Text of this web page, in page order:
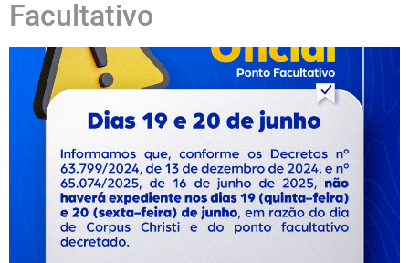
Facultativo